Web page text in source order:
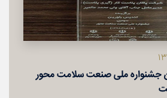
جشنواره ملی صنعت سلامت محور